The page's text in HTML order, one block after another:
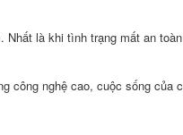
là khi tình trạng mất an
công nghệ cao, cuộc sống